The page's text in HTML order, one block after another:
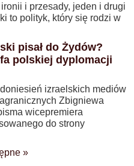
i przesady, jeden i drugi
to polityk, który się rodzi w
pisał do Żydów?
polskiej dyplomacji
izraelskich mediów
Zbigniewa
wicepremiera
do strony
»